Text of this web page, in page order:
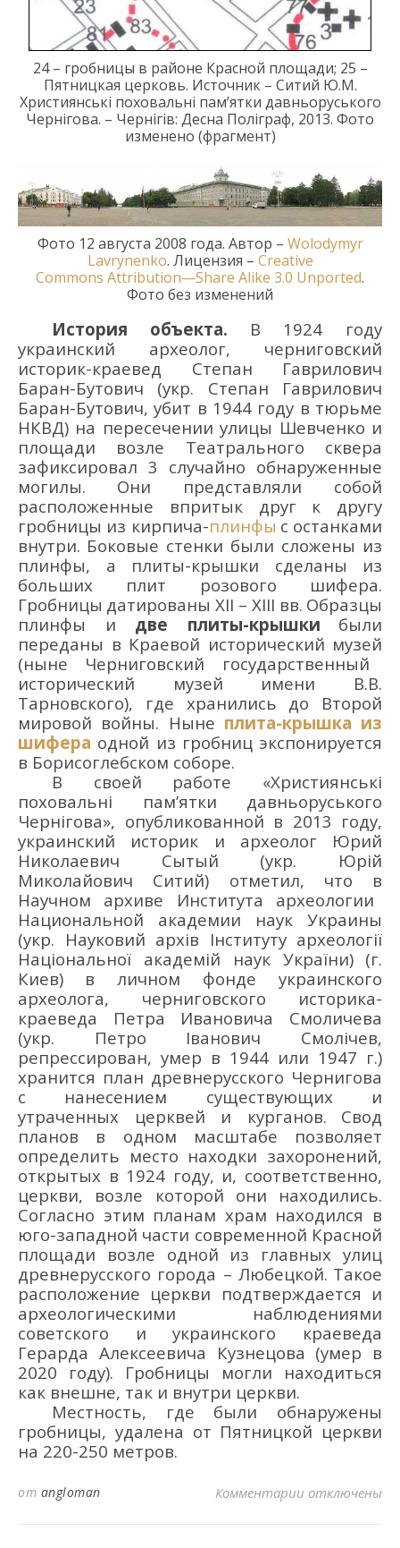
24 – гробницы в районе Красной площади; 25 –
Пятницкая церковь. Источник – Ситий Ю.М.
Християнські поховальні пам’ятки давньоруського
Чернігова. – Чернігів: Десна Поліграф, 2013. Фото
изменено (фрагмент)
Фото 12 августа 2008 года. Автор – Wolodymyr
Lavrynenko. Лицензия – Creative
Commons Attribution—Share Alike 3.0 Unported.
Фото без изменений
История объекта. В 1924 году
украинский археолог, черниговский
историк-краевед Степан Гаврилович
Баран-Бутович (укр. Степан Гаврилович
Баран-Бутович,убит в 1944 году в тюрьме
НКВД) на пересечении улицы Шевченко и
площади возле Театрального сквера
зафиксировал 3 случайно обнаруженные
могилы.
Они представляли собой
расположенные впритык друг к другу
гробницы из кирпича-плинфы с останками
внутри. Боковые стенки были сложены из
плинфы, а плиты-крышки сделаны из
больших плит розового шифера.
Гробницы датированы XII – XIII вв. Образцы
плинфы и две плиты-крышки
были
переданы в Краевой исторический музей
(ныне Черниговский государственный
исторический музей имени В.В.
Тарновского), где хранились до Второй
мировой войны. Ныне плита-крышка из
шифера одной из гробниц экспонируется
в Борисоглебском соборе.
В своей работе «Християнські
поховальні пам’ятки давньоруського
Чернігова», опубликованной в 2013 году,
украинский историк и археолог Юрий
Николаевич Сытый (укр. Юрій
Миколайович Ситий) отметил, что в
Научном архиве Института археологии
Национальной академии наук Украины
(укр. Науковий архів Інституту археології
Національної академій наук України) (г.
Киев)
в личном фонде украинского
археолога, черниговского историка-
краеведа Петра Ивановича Смоличева
(укр. Петро Іванович Смолічев,
репрессирован, умер в 1944 или 1947 г.)
хранится план древнерусского Чернигова
с нанесением существующих и
утраченных церквей и курганов.
Свод
планов в одном масштабе позволяет
определить место находки захоронений,
открытых в 1924 году, и, соответственно,
церкви, возле которой они находились.
Согласно этим планам храм находился в
юго-западной части современной Красной
площади возле одной из главных улиц
древнерусского города – Любецкой. Такое
расположение церкви подтверждается и
археологическими наблюдениями
советского и украинского краеведа
Герарда Алексеевича Кузнецова (умер в
2020 году). Гробницы могли находиться
как внешне, так и внутри церкви.
Местность, где были обнаружены
гробницы, удалена от Пятницкой церкви
на 220-250 метров.
от angloman Комментарии к записи
отключены